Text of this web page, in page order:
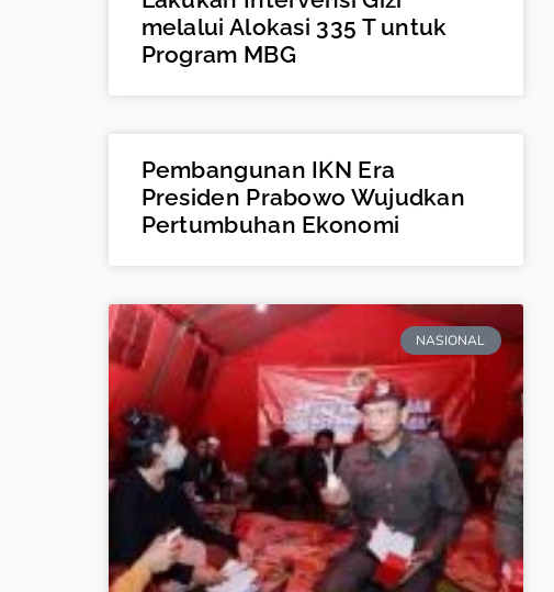
melalui Alokasi 335 T untuk
Program MBG
Pembangunan IKN Era
Presiden Prabowo Wujudkan
Pertumbuhan Ekonomi
NASIONAL